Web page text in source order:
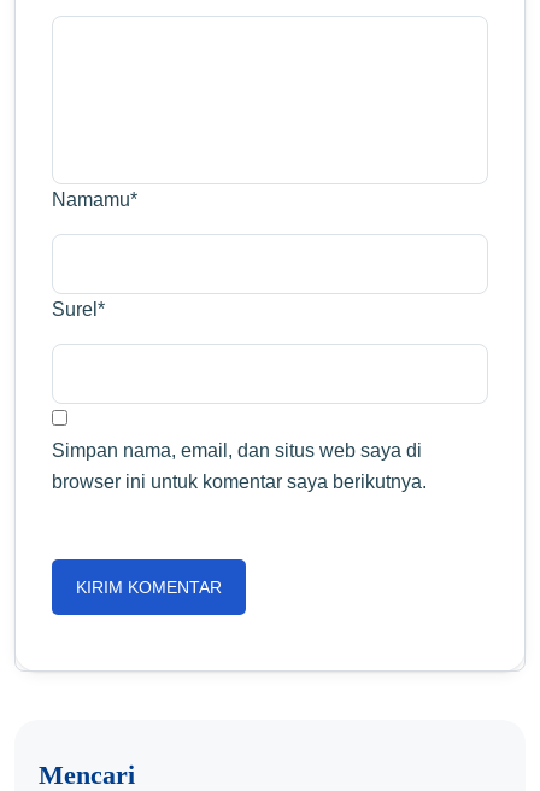
Namamu*
Surel *
Simpan nama, email, dan situs web saya di
browser ini untuk komentar saya berikutnya.
Mencari